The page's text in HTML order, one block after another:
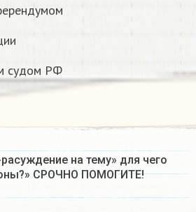
судом РФ
на тему» для чего
СРОЧНО ПОМОГИТЕ!